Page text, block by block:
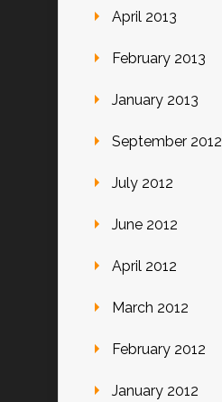
April 2013
February 2013
January 2013
September 2012
July 2012
June 2012
April 2012
March 2012
February 2012
January 2012